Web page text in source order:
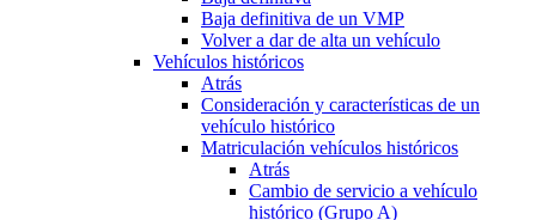
Baja definitiva de un VMP
Volver a dar de alta un vehículo
Vehículos históricos
Atrás
Consideración y características de un
vehículo histórico
Matriculación vehículos históricos
Atrás
Cambio de servicio a vehículo
histórico (Grupo A)